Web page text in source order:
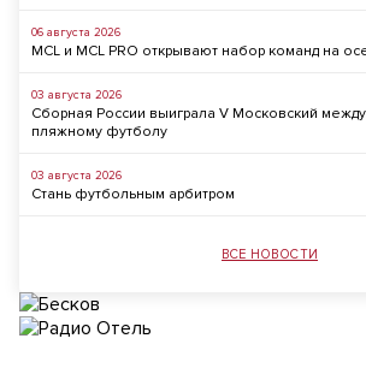
06 августа 2026
MCL и MCL PRO открывают набор команд на
03 августа 2026
Сборная России выиграла V Московский
пляжному футболу
03 августа 2026
Стань футбольным арбитром
ВСЕ НОВОСТИ